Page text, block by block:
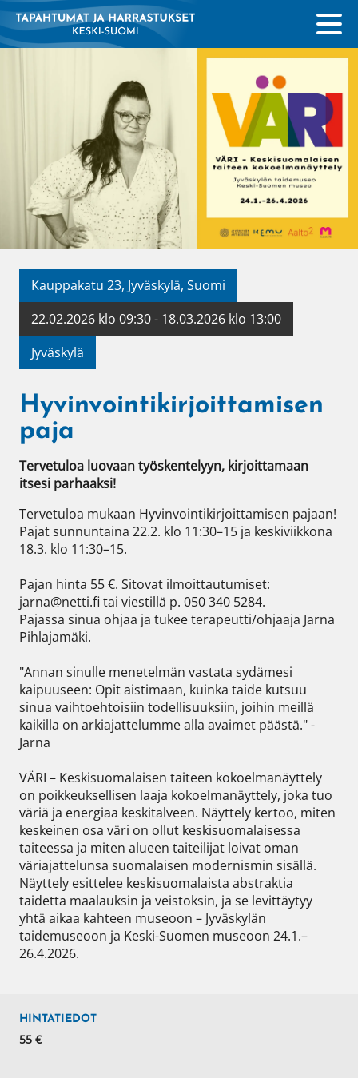
Kauppakatu 23, Jyväskylä, Suomi
22.02.2026 klo 09:30 - 18.03.2026 klo 13:00
Jyväskylä
Hyvinvointikirjoittamisen
paja
Tervetuloa luovaan työskentelyyn, kirjoittamaan
itsesi parhaaksi!
Tervetuloa mukaan Hyvinvointikirjoittamisen pajaan!
Pajat sunnuntaina 22.2. klo 11:30–15 ja keskiviikkona
18.3. klo 11:30–15.
Pajan hinta 55 €. Sitovat ilmoittautumiset:
jarna@netti.fi tai viestillä p. 050 340 5284.
Pajassa sinua ohjaa ja tukee terapeutti/ohjaaja Jarna
Pihlajamäki.
"Annan sinulle menetelmän vastata sydämesi
kaipuuseen: Opit aistimaan, kuinka taide kutsuu
sinua vaihtoehtoisiin todellisuuksiin, joihin meillä
kaikilla on arkiajattelumme alla avaimet päästä." -
Jarna
VÄRI – Keskisuomalaisen taiteen kokoelmanäyttely
on poikkeuksellisen laaja kokoelmanäyttely, joka tuo
väriä ja energiaa keskitalveen. Näyttely kertoo, miten
keskeinen osa väri on ollut keskisuomalaisessa
taiteessa ja miten alueen taiteilijat loivat oman
väriajattelunsa suomalaisen modernismin sisällä.
Näyttely esittelee keskisuomalaista abstraktia
taidetta maalauksin ja veistoksin, ja se levittäytyy
yhtä aikaa kahteen museoon – Jyväskylän
taidemuseoon ja Keski-Suomen museoon 24.1.–
26.4.2026.
HINTATIEDOT
55 €